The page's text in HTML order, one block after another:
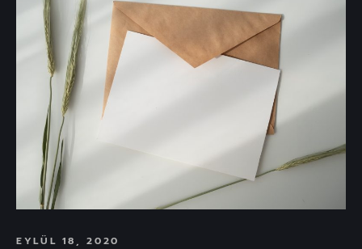
EYLÜL 18, 2020